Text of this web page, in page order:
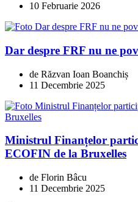
10 Februarie 2026
Dar despre FRF nu ne
de Răzvan Ioan Boanchiș
11 Decembrie 2025
Ministrul Finanțelor
ECOFIN de la Bruxelles
de Florin Bâcu
11 Decembrie 2025